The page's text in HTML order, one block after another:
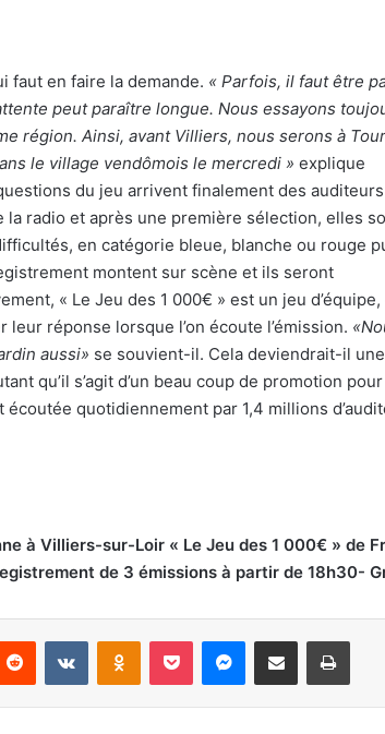
faut en faire la demande. « Parfois, il faut être
peut paraître longue. Nous essayons
région. Ainsi, avant Villiers, nous serons à
le village vendômois le mercredi » explique
du jeu arrivent finalement des auditeurs
radio et après une première sélection, elles
en catégorie bleue, blanche ou rouge
montent sur scène et ils seront
« Le Jeu des 1 000€ » est un jeu d’équipe,
réponse lorsque l’on écoute l’émission.
aussi» se souvient-il. Cela deviendrait-il une
qu’il s’agit d’un beau coup de promotion pour
quotidiennement par 1,4 millions
à Villiers-sur-Loir « Le Jeu des 1 000€ » de
de 3 émissions à partir de 18h30-